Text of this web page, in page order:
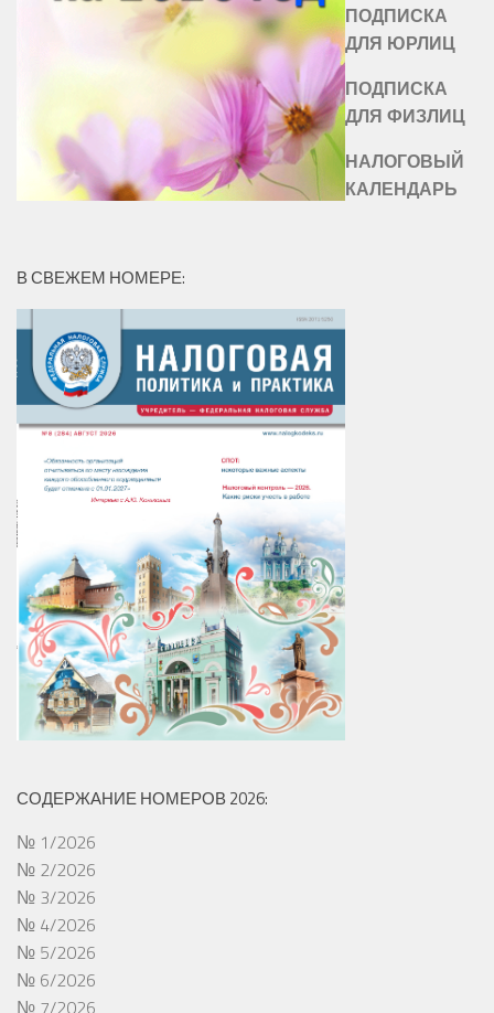
ПОДПИСКА
ДЛЯ ЮРЛИЦ
ПОДПИСКА
ДЛЯ ФИЗЛИЦ
НАЛОГОВЫЙ
КАЛЕНДАРЬ
В СВЕЖЕМ НОМЕРЕ:
СОДЕРЖАНИЕ НОМЕРОВ 2026:
№ 1/2026
№ 2/2026
№ 3/2026
№ 4/2026
№ 5/2026
№ 6/2026
№ 7/2026